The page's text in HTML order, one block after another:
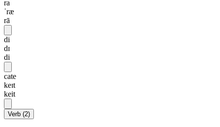
ra
ˈræ
rā
di
dɪ
di
cate
keɪt
keit
Verb (2)